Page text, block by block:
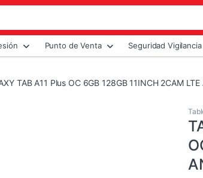
Punto de Venta Seguridad Vigilancia
TAB A11 Plus OC 6GB 128GB 11INCH 2CAM LTE